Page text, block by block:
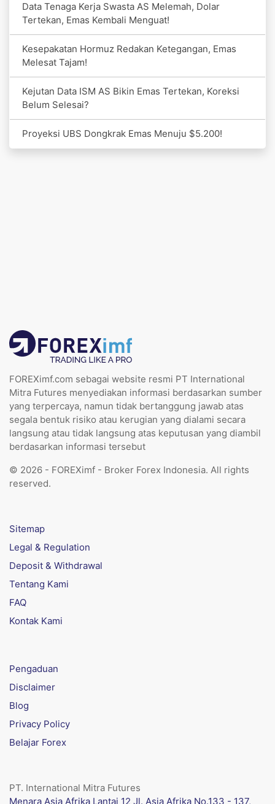
Data Tenaga Kerja Swasta AS Melemah, Dolar
Tertekan, Emas Kembali Menguat!
Kesepakatan Hormuz Redakan Ketegangan, Emas
Melesat Tajam!
Kejutan Data ISM AS Bikin Emas Tertekan, Koreksi
Belum Selesai?
Proyeksi UBS Dongkrak Emas Menuju $5.200!
FOREXimf.com sebagai website resmi PT International
Mitra Futures menyediakan informasi berdasarkan sumber
yang terpercaya, namun tidak bertanggung jawab atas
segala bentuk risiko atau kerugian yang dialami secara
langsung atau tidak langsung atas keputusan yang diambil
berdasarkan informasi tersebut
© 2026 - FOREXimf - Broker Forex Indonesia. All rights
reserved.
Sitemap
Legal & Regulation
Deposit & Withdrawal
Tentang Kami
FAQ
Kontak Kami
Pengaduan
Disclaimer
Blog
Privacy Policy
Belajar Forex
PT. International Mitra Futures
Menara Asia Afrika Lantai 12 Jl. Asia Afrika No.133 - 137,